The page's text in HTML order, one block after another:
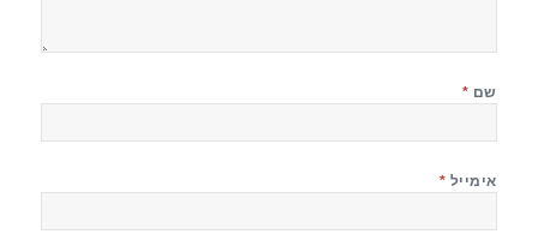
שם *
אימייל *